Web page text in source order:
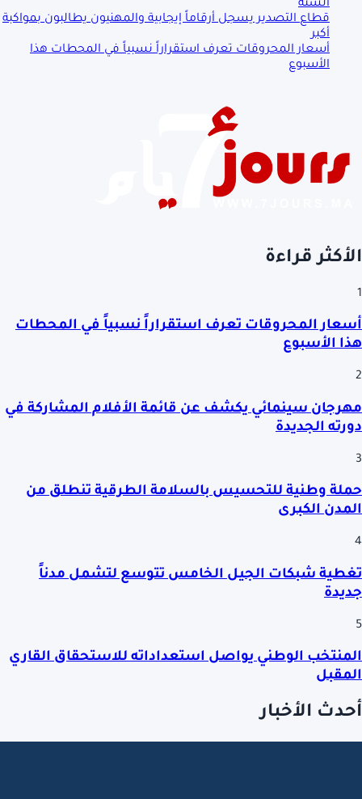
السنة
قطاع التصدير يسجل أرقاماً إيجابية والمهنيون يطالبون بمواكبة
أكبر
أسعار المحروقات تعرف استقراراً نسبياً في المحطات هذا
الأسبوع
الأكثر قراءة
1
أسعار المحروقات تعرف استقراراً نسبياً في المحطات
هذا الأسبوع
2
مهرجان سينمائي يكشف عن قائمة الأفلام المشاركة في
دورته الجديدة
3
حملة وطنية للتحسيس بالسلامة الطرقية تنطلق من
المدن الكبرى
4
تغطية شبكات الجيل الخامس تتوسع لتشمل مدناً
جديدة
5
المنتخب الوطني يواصل استعداداته للاستحقاق القاري
المقبل
أحدث الأخبار